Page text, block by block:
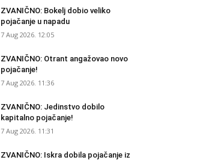
ZVANIČNO: Bokelj dobio veliko
pojačanje u napadu
7 Aug 2026. 12:05
ZVANIČNO: Otrant angažovao novo
pojačanje!
7 Aug 2026. 11:36
ZVANIČNO: Jedinstvo dobilo
kapitalno pojačanje!
7 Aug 2026. 11:31
ZVANIČNO: Iskra dobila pojačanje iz